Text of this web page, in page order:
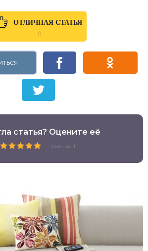
ОТЛИЧНАЯ СТАТЬЯ
0
статья? Оцените её
Оценок: 1